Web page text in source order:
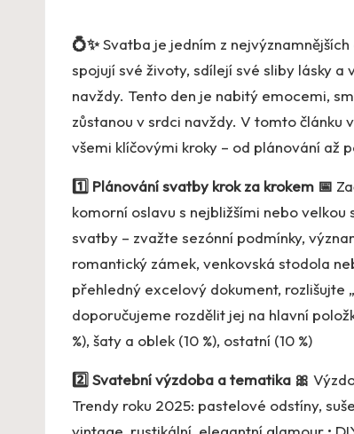
💍✨Svatba je jedním z
spojují své životy, sdílejí své sliby lásky
navždy. Tento den je nabitý emocemi,
zůstanou v srdci navždy. V tomto
všemi klíčovými kroky – od plánování až
1️⃣ Plánování svatby krok za krokem 📅
komorní oslavu s nejbližšími nebo velkou
svatby – zvažte sezónní podmínky,
romantický zámek, venkovská stodola
přehledný excelový dokument, rozlišujte
doporučujeme rozdělit jej na hlavní
%), šaty a oblek (10 %), ostatní (10 %)
2️⃣ Svatební výzdoba a tematika 🎀
Trendy roku 2025: pastelové odstíny,